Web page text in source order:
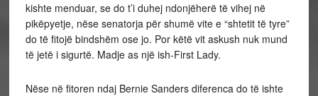
kishte menduar, se do t’i duhej ndonjëherë të vihej në
pikëpyetje, nëse senatorja për shumë vite e “shtetit të tyre”
do të fitojë bindshëm ose jo. Por këtë vit askush nuk mund
të jetë i sigurtë. Madje as një ish-First Lady.
Nëse në fitoren ndaj Bernie Sanders diferenca do të ishte